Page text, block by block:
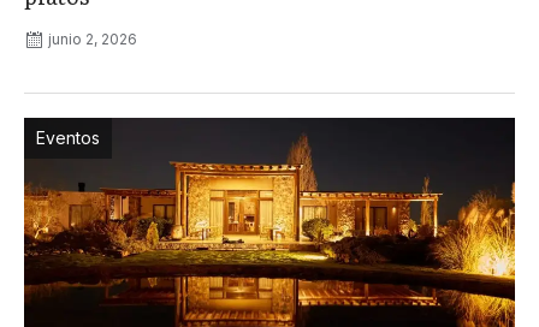
junio 2, 2026
Eventos